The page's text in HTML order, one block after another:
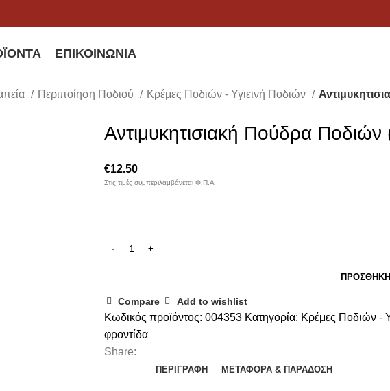
ΕΠΙΚΟΙΝΩΝΊΑ
Περιποίηση Ποδιού Κρέμες Ποδιών - Υγιεινή Ποδιών
Αντιμυκητισιακή Πούδρα
€12.50
Στις τιμές συμπεριλαμβάνεται Φ.Π.Α
Compare Add to wishlist
Κωδικός προϊόντος: 004353 Κατηγορία: Κρέμες Ποδιών -
φροντίδα
Share:
ΠΕΡΙΓΡΑΦΉ ΜΕΤΑΦΟΡΆ & ΠΑΡΆΔΟΣΗ